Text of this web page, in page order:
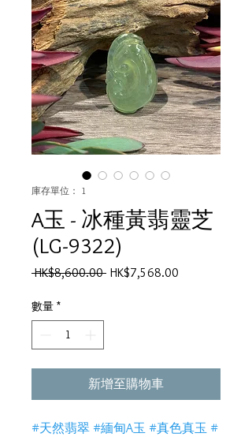
庫存單位： 1
A玉 - 冰種黃翡靈芝
(LG-9322)
HK$8,600.00 一HK$7,568.00
數量 *
新增至購物車
#天然翡翠 #緬甸A玉 #真色真玉 #